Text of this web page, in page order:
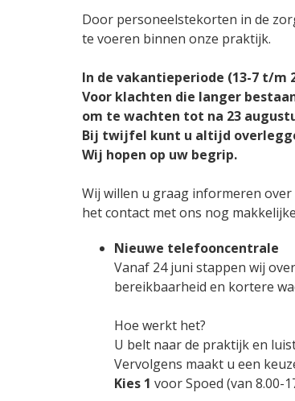
Inschrijven
Huisregels
Door personeelstekorten in de
te voeren binnen onze praktijk.
In de vakantieperiode (13-7 t/m
Voor klachten die langer
om te wachten tot na 23
Bij twijfel kunt u altijd
Wij hopen op uw begrip.
Wij willen u graag informeren
het contact met ons nog
Nieuwe telefooncentrale
Vanaf 24 juni stappen wij
bereikbaarheid en kortere
Hoe werkt het?
U belt naar de praktijk en
Vervolgens maakt u een
Kies 1 voor Spoed (van 8.00-